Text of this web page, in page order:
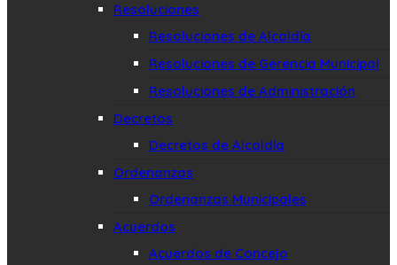
Resoluciones
Resoluciones de Alcaldía
Resoluciones de Gerencia Municipal
Resoluciones de Administración
Decretos
Decretos de Alcaldía
Ordenanzas
Ordenanzas Municipales
Acuerdos
Acuerdos de Concejo